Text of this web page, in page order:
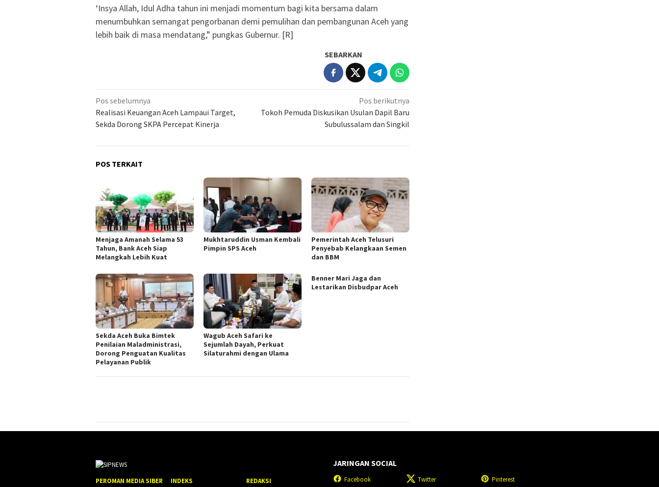
‘Insya Allah, Idul Adha tahun ini menjadi momentum bagi kita bersama dalam
menumbuhkan semangat pengorbanan demi pemulihan dan pembangunan Aceh yang
lebih baik di masa mendatang,” pungkas Gubernur. [R]
SEBARKAN
Navigasi
pos
Pos sebelumnya
Realisasi Keuangan Aceh Lampaui Target,
Sekda Dorong SKPA Percepat Kinerja
Pos berikutnya
Tokoh Pemuda Diskusikan Usulan Dapil Baru
Subulussalam dan Singkil
POS TERKAIT
Menjaga Amanah Selama 53
Tahun, Bank Aceh Siap
Melangkah Lebih Kuat
Mukhtaruddin Usman Kembali
Pimpin SPS Aceh
Pemerintah Aceh Telusuri
Penyebab Kelangkaan Semen
dan BBM
Sekda Aceh Buka Bimtek
Penilaian Maladministrasi,
Dorong Penguatan Kualitas
Pelayanan Publik
Wagub Aceh Safari ke
Sejumlah Dayah, Perkuat
Silaturahmi dengan Ulama
Benner Mari Jaga dan
Lestarikan Disbudpar Aceh
PEROMAN MEDIA SIBER INDEKS REDAKSI
JARINGAN SOCIAL
Facebook Twitter Pinterest